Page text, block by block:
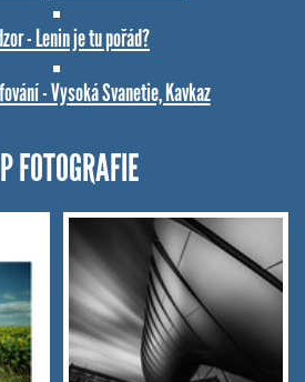
- Lenin je tu pořád?
- Vysoká Svanetie, Kavkaz
FOTOGRAFIE